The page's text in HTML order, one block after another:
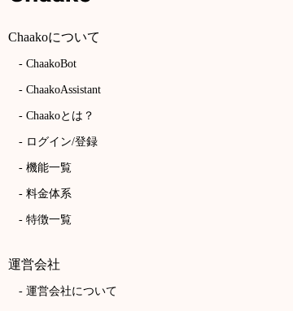
Chaakoについて
ChaakoBot
ChaakoAssistant
Chaakoとは？
ログイン/登録
機能一覧
料金体系
特徴一覧
運営会社
運営会社について